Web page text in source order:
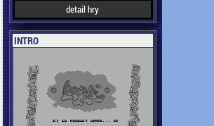
detail hry
INTRO